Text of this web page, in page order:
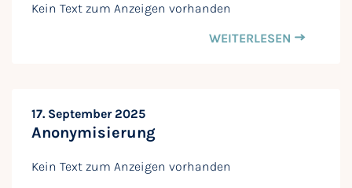
Kein Text zum Anzeigen vorhanden
WEITERLESEN
17. September 2025
Anonymisierung
Kein Text zum Anzeigen vorhanden